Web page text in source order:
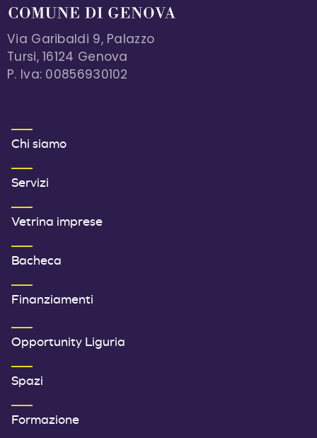
Via Garibaldi 9, Palazzo
Tursi, 16124 Genova
P. Iva: 00856930102
MENU FOOTER 1
Chi siamo
Servizi
Vetrina imprese
Bacheca
Finanziamenti
SECONDO MENU FOOTER
Opportunity Liguria
Spazi
Formazione